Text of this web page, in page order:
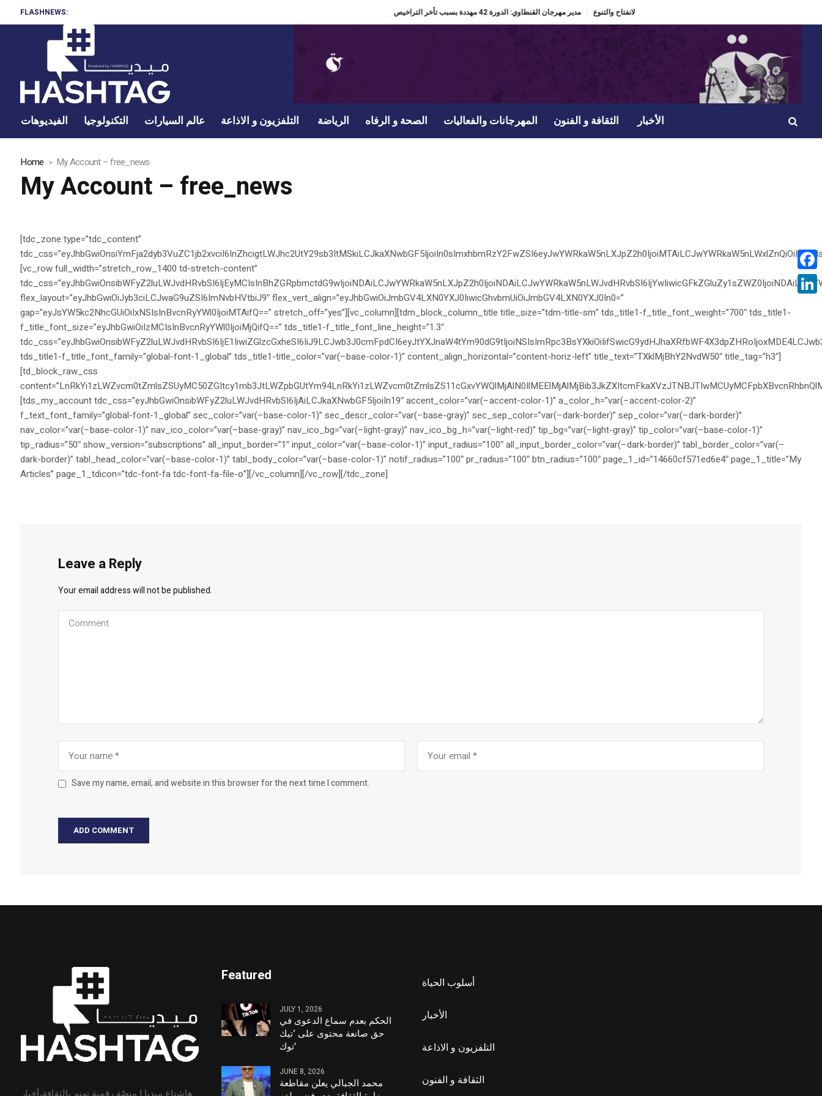
FLASHNEWS: مدير مهرجان القنطاوي: الدورة 42 مهددة بسبب تأخر التراخيص
الفيديوهات التكنولوجيا عالم السيارات التلفزيون و الاذاعة الرياضة الصحة و الرفاه المهرجانات والفعاليات الثقافة و الفنون الأخبار
Home My Account – free_news
My Account – free_news
[tdc_zone type=”tdc_content”
[vc_row full_width=”stretch_row_1400 td-stretch-content”
flex_layout=”eyJhbGwiOiJyb3ciLCJwaG9uZSI6ImNvbHVtbiJ9″ flex_vert_align=”eyJhbGwiOiJmbGV4LXN0YXJ0IiwicGhvbmUiOiJmbGV4LXN0YXJ0In0=”
gap=”eyJsYW5kc2NhcGUiOiIxNSIsInBvcnRyYWl0IjoiMTAifQ==” stretch_off=”yes”][vc_column][tdm_block_column_title title_size=”tdm-title-sm” tds_title1-f_title_font_weight=”700″ tds_title1-
f_title_font_size=”eyJhbGwiOiIzMCIsInBvcnRyYWl0IjoiMjQifQ==” tds_title1-f_title_font_line_height=”1.3″
tds_title1-f_title_font_family=”global-font-1_global” tds_title1-title_color=”var(–base-color-1)” content_align_horizontal=”content-horiz-left” title_text=”TXklMjBhY2NvdW50″ title_tag=”h3″]
[td_block_raw_css
[tds_my_account tdc_css=”eyJhbGwiOnsibWFyZ2luLWJvdHRvbSI6IjAiLCJkaXNwbGF5IjoiIn19″ accent_color=”var(–accent-color-1)” a_color_h=”var(–accent-color-2)”
f_text_font_family=”global-font-1_global” sec_color=”var(–base-color-1)” sec_descr_color=”var(–base-gray)” sec_sep_color=”var(–dark-border)” sep_color=”var(–dark-border)”
nav_color=”var(–base-color-1)” nav_ico_color=”var(–base-gray)” nav_ico_bg=”var(–light-gray)” nav_ico_bg_h=”var(–light-red)” tip_bg=”var(–light-gray)” tip_color=”var(–base-color-1)”
tip_radius=”50″ show_version=”subscriptions” all_input_border=”1″ input_color=”var(–base-color-1)” input_radius=”100″ all_input_border_color=”var(–dark-border)” tabl_border_color=”var(–
dark-border)” tabl_head_color=”var(–base-color-1)” tabl_body_color=”var(–base-color-1)” notif_radius=”100″ pr_radius=”100″ btn_radius=”100″ page_1_id=”14660cf571ed6e4″ page_1_title=”My
Articles” page_1_tdicon=”tdc-font-fa tdc-font-fa-file-o”][/vc_column][/vc_row][/tdc_zone]
Leave a Reply
Your email address will not be published.
Save my name, email, and website in this browser for the next time I comment.
Featured
JULY 1, 2026
الحكم بعدم سماع الدعوى في
حق صانعة محتوى على ‘تيك
توك’
JUNE 8, 2026
محمد الجبالي يعلن مقاطعة
أسلوب الحياة
الأخبار
التلفزيون و الاذاعة
الثقافة و الفنون